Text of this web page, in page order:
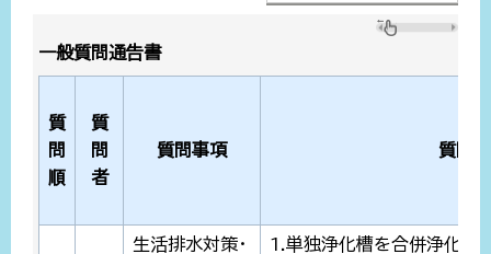
一般質問通告書
質
問
順
質
問
者
質問事項 質問
生活排水対策・
1.単独浄化槽を合併浄化槽